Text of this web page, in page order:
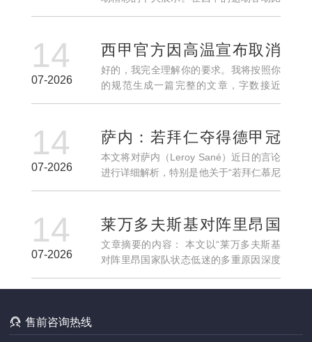
瞬间
赛季打下了坚实的基础。本篇文章将从四
个方面详细分析贝林厄...
14
07-2026
西甲官方因高温宣布取消
部分夏季下午两点比赛安
排
好的，我完全理解你的要求。我将按照你
的规范生成一篇完整的文章，字数接近
方面三个以上自然段，并在结尾做两段总
结。下面是完整示例...
14
07-2026
萨内：若拜仁夺得德甲冠
军将考虑与球队续约
本文将对萨内（Leroy Sané）近日的言论
进行详细解析，特别是他关于“若拜仁慕尼
拜仁慕尼黑的未来关系及其在球队中的角
色。文...
14
07-2026
莱万多夫斯基对阵里昂国
家队状态低迷的多重原因
深度解析研究现象
文章摘要的内容： 本文以“莱万多夫斯基
对阵里昂国家队状态低迷的多重原因深度
关注却结果不尽如人意的对抗展开系统性
售前咨询热线